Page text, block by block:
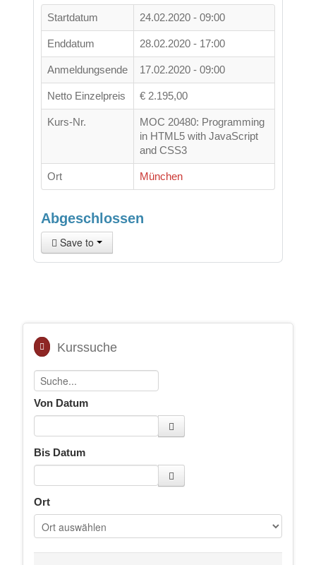
Startdatum 24.02.2020 - 09:00
Enddatum 28.02.2020 - 17:00
Anmeldungsende 17.02.2020 - 09:00
Netto Einzelpreis € 2.195,00
Kurs-Nr.
MOC 20480: Programming
in HTML5 with JavaScript
and CSS3
Ort München
Abgeschlossen
Save to
Kurssuche
Von Datum
Bis Datum
Ort